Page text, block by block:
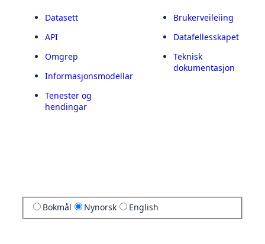
Datasett
API
Omgrep
Informasjonsmodellar
Tenester og
hendingar
Brukerveileiing
Datafellesskapet
Teknisk
dokumentasjon
Bokmål Nynorsk English